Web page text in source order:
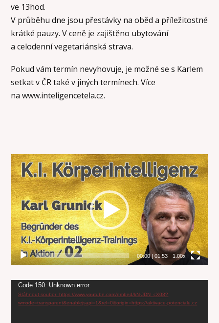
ve 13hod.
V průběhu dne jsou přestávky na oběd a příležitostné
krátké pauzy. V ceně je zajištěno ubytování
a celodenní vegetariánská strava.
Pokud vám termín nevyhovuje, je možné se s Karlem
setkat v ČR také v jiných termínech. Více
na www.inteligencetela.cz.
Video
přehrávač
00:00| 01:53 1.00x
Video
přehrávač
Code 150: Unknown error.
Stáhnout soubor: https://www.youtube.com/embed/kN-JDN_cX08?
wmode=transparent&enablejsapi=1&rel=0&origin=https://aktivace-potencialu.cz